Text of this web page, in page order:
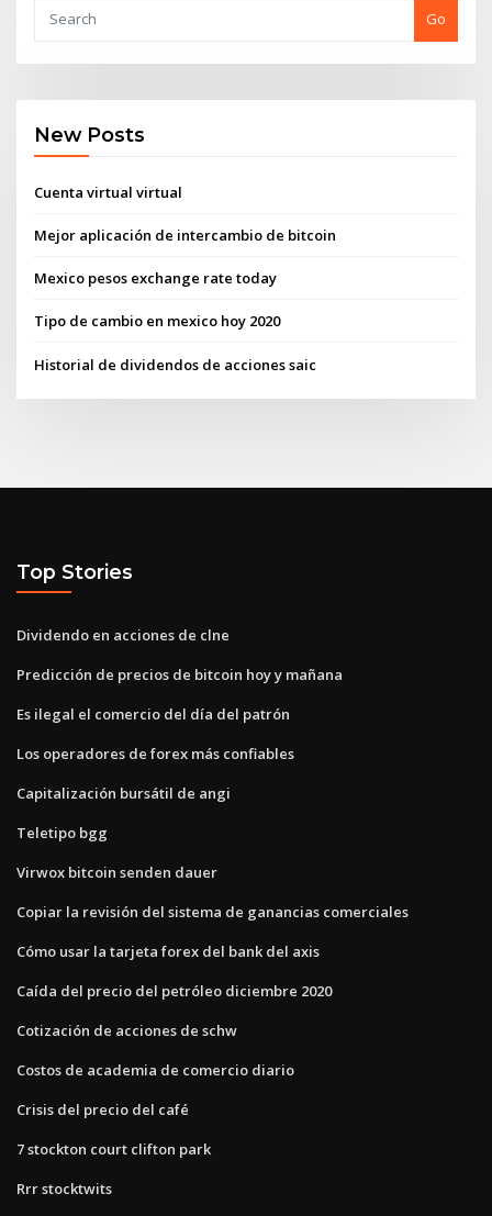
Go
New Posts
Cuenta virtual virtual
Mejor aplicación de intercambio de bitcoin
Mexico pesos exchange rate today
Tipo de cambio en mexico hoy 2020
Historial de dividendos de acciones saic
Top Stories
Dividendo en acciones de clne
Predicción de precios de bitcoin hoy y mañana
Es ilegal el comercio del día del patrón
Los operadores de forex más confiables
Capitalización bursátil de angi
Teletipo bgg
Virwox bitcoin senden dauer
Copiar la revisión del sistema de ganancias comerciales
Cómo usar la tarjeta forex del bank del axis
Caída del precio del petróleo diciembre 2020
Cotización de acciones de schw
Costos de academia de comercio diario
Crisis del precio del café
7 stockton court clifton park
Rrr stocktwits